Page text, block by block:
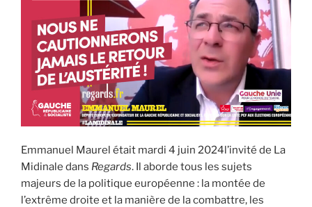
Emmanuel Maurel était mardi 4 juin 2024l’invité de La
Midinale dans Regards. Il aborde tous les sujets
majeurs de la politique européenne : la montée de
l’extrême droite et la manière de la combattre, les